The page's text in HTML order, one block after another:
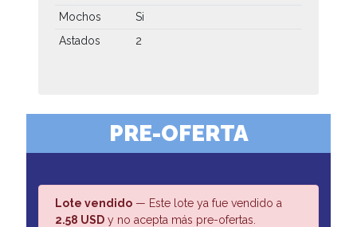
Mochos
Si
Astados
2
PRE-OFERTA
Lote vendido — Este lote ya fue vendido a
2.58 USD y no acepta más pre-ofertas.